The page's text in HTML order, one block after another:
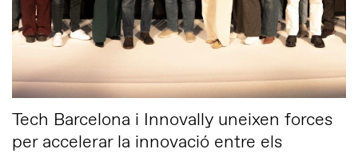
Tech Barcelona i Innovally uneixen forces
per accelerar la innovació entre els